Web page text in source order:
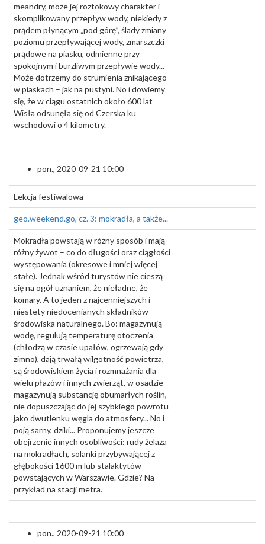
meandry, może jej roztokowy charakter i
skomplikowany przepływ wody, niekiedy z
prądem płynącym „pod górę”, ślady zmiany
poziomu przepływającej wody, zmarszczki
prądowe na piasku, odmienne przy
spokojnym i burzliwym przepływie wody...
Może dotrzemy do strumienia znikającego
w piaskach – jak na pustyni. No i dowiemy
się, że w ciągu ostatnich około 600 lat
Wisła odsunęła się od Czerska ku
wschodowi o 4 kilometry.
pon., 2020-09-21 10:00
Lekcja festiwalowa
geo.weekend.go, cz. 3: mokradła, a także...
Mokradła powstają w różny sposób i mają
różny żywot – co do długości oraz ciągłości
występowania (okresowe i mniej więcej
stałe). Jednak wśród turystów nie cieszą
się na ogół uznaniem, że nieładne, że
komary. A to jeden z najcenniejszych i
niestety niedocenianych składników
środowiska naturalnego. Bo: magazynują
wodę, regulują temperaturę otoczenia
(chłodzą w czasie upałów, ogrzewają gdy
zimno), dają trwałą wilgotność powietrza,
są środowiskiem życia i rozmnażania dla
wielu płazów i innych zwierząt, w osadzie
magazynują substancję obumarłych roślin,
nie dopuszczając do jej szybkiego powrotu
jako dwutlenku węgla do atmosfery... No i
poją sarny, dziki... Proponujemy jeszcze
obejrzenie innych osobliwości: rudy żelaza
na mokradłach, solanki przybywającej z
głębokości 1600 m lub stalaktytów
powstających w Warszawie. Gdzie? Na
przykład na stacji metra.
pon., 2020-09-21 10:00